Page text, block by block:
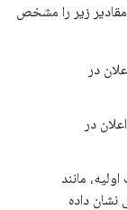
مقادیر زیر را مشخص
در
در
مانند
داده